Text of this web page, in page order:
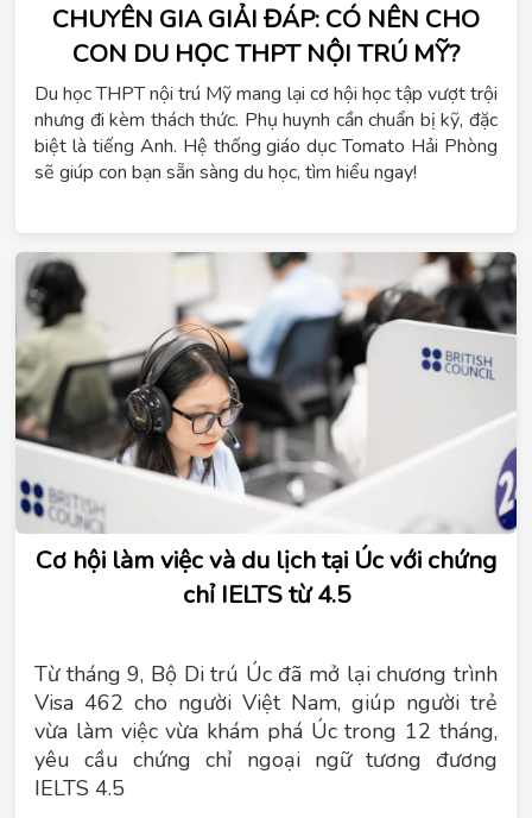
CHUYÊN GIA GIẢI ĐÁP: CÓ NÊN CHO
CON DU HỌC THPT NỘI TRÚ MỸ?
Du học THPT nội trú Mỹ mang lại cơ hội học tập vượt trội
nhưng đi kèm thách thức. Phụ huynh cần chuẩn bị kỹ, đặc
biệt là tiếng Anh. Hệ thống giáo dục Tomato Hải Phòng
sẽ giúp con bạn sẵn sàng du học, tìm hiểu ngay!
Cơ hội làm việc và du lịch tại Úc với chứng
chỉ IELTS từ 4.5
Từ tháng 9, Bộ Di trú Úc đã mở lại chương trình
Visa 462 cho người Việt Nam, giúp người trẻ
vừa làm việc vừa khám phá Úc trong 12 tháng,
yêu cầu chứng chỉ ngoại ngữ tương đương
IELTS 4.5